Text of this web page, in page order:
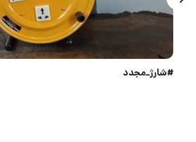
تفنگ میخکوب عصایی ردهیت